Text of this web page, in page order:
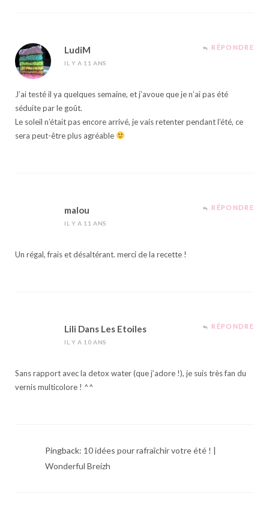
LudiM
IL Y A 11 ANS
RÉPONDRE
J’ai testé il ya quelques semaine, et j’avoue que je n’ai pas été
séduite par le goût.
Le soleil n’était pas encore arrivé, je vais retenter pendant l’été, ce
sera peut-être plus agréable
malou
IL Y A 11 ANS
RÉPONDRE
Un régal, frais et désaltérant. merci de la recette !
Lili Dans Les Etoiles
IL Y A 10 ANS
RÉPONDRE
Sans rapport avec la detox water (que j’adore !), je suis très fan du
vernis multicolore ! ^^
Pingback: 10 idées pour rafraîchir votre été ! |
Wonderful Breizh